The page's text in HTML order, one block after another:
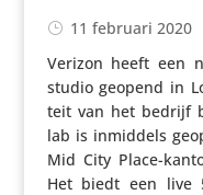
11 februari 2020
Verizon heeft een
studio geopend in
teit van het bedrijf
lab is inmiddels
Mid City Place-
Het biedt een live